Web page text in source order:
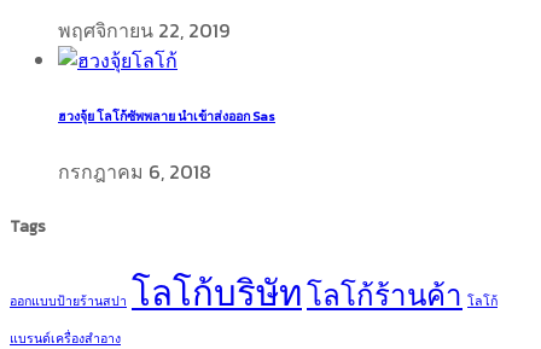
พฤศจิกายน 22, 2019
ฮวงจุ้ย โลโก้ซัพพลาย นำเข้าส่งออก Sas
กรกฎาคม 6, 2018
Tags
ออกแบบป้ายร้านสปา โลโก้บริษัทโลโก้ร้านค้า โลโก้
แบรนด์เครื่องสำอาง